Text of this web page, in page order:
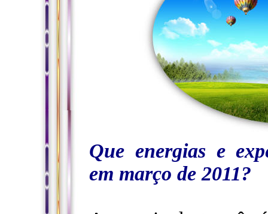
Que energias e
em março de 2011?